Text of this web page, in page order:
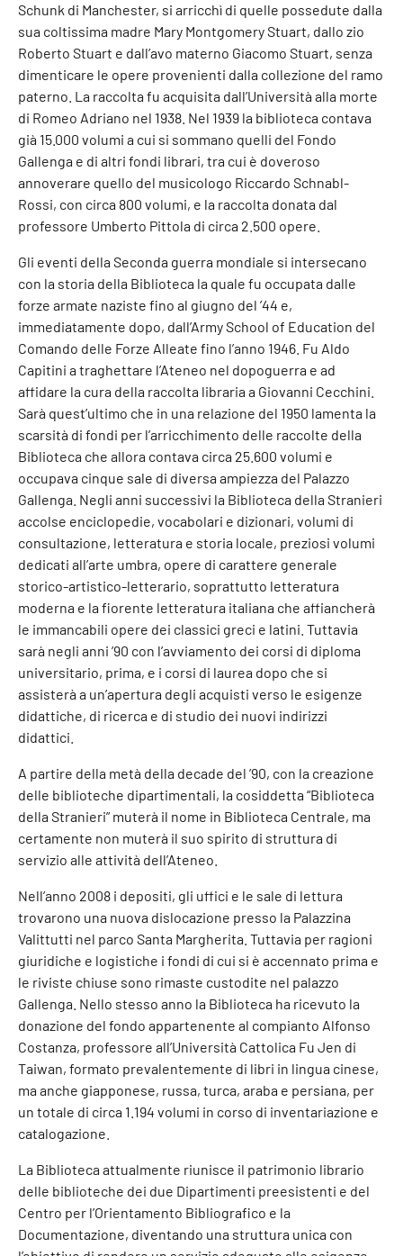
Schunk di Manchester, si arricchì di quelle possedute dalla
sua coltissima madre Mary Montgomery Stuart, dallo zio
Roberto Stuart e dall’avo materno Giacomo Stuart, senza
dimenticare le opere provenienti dalla collezione del ramo
paterno. La raccolta fu acquisita dall’Università alla morte
di Romeo Adriano nel 1938. Nel 1939 la biblioteca contava
già 15.000 volumi a cui si sommano quelli del Fondo
Gallenga e di altri fondi librari, tra cui è doveroso
annoverare quello del musicologo Riccardo Schnabl-
Rossi, con circa 800 volumi, e la raccolta donata dal
professore Umberto Pittola di circa 2.500 opere.
Gli eventi della Seconda guerra mondiale si intersecano
con la storia della Biblioteca la quale fu occupata dalle
forze armate naziste fino al giugno del ’44 e,
immediatamente dopo, dall’Army School of Education del
Comando delle Forze Alleate fino l’anno 1946. Fu Aldo
Capitini a traghettare l’Ateneo nel dopoguerra e ad
affidare la cura della raccolta libraria a Giovanni Cecchini.
Sarà quest’ultimo che in una relazione del 1950 lamenta la
scarsità di fondi per l’arricchimento delle raccolte della
Biblioteca che allora contava circa 25.600 volumi e
occupava cinque sale di diversa ampiezza del Palazzo
Gallenga. Negli anni successivi la Biblioteca della Stranieri
accolse enciclopedie, vocabolari e dizionari, volumi di
consultazione, letteratura e storia locale, preziosi volumi
dedicati all’arte umbra, opere di carattere generale
storico-artistico-letterario, soprattutto letteratura
moderna e la fiorente letteratura italiana che affiancherà
le immancabili opere dei classici greci e latini. Tuttavia
sarà negli anni ’90 con l’avviamento dei corsi di diploma
universitario, prima, e i corsi di laurea dopo che si
assisterà a un’apertura degli acquisti verso le esigenze
didattiche, di ricerca e di studio dei nuovi indirizzi
didattici.
A partire della metà della decade del ’90, con la creazione
delle biblioteche dipartimentali, la cosiddetta “Biblioteca
della Stranieri” muterà il nome in Biblioteca Centrale, ma
certamente non muterà il suo spirito di struttura di
servizio alle attività dell’Ateneo.
Nell’anno 2008 i depositi, gli uffici e le sale di lettura
trovarono una nuova dislocazione presso la Palazzina
Valittutti nel parco Santa Margherita. Tuttavia per ragioni
giuridiche e logistiche i fondi di cui si è accennato prima e
le riviste chiuse sono rimaste custodite nel palazzo
Gallenga. Nello stesso anno la Biblioteca ha ricevuto la
donazione del fondo appartenente al compianto Alfonso
Costanza, professore all’Università Cattolica Fu Jen di
Taiwan, formato prevalentemente di libri in lingua cinese,
ma anche giapponese, russa, turca, araba e persiana, per
un totale di circa 1.194 volumi in corso di inventariazione e
catalogazione.
La Biblioteca attualmente riunisce il patrimonio librario
delle biblioteche dei due Dipartimenti preesistenti e del
Centro per l’Orientamento Bibliografico e la
Documentazione, diventando una struttura unica con